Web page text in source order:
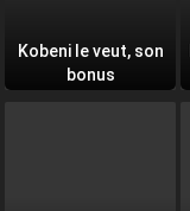
Kobeni le veut, son
bonus